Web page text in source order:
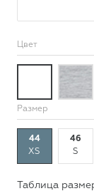
Цвет
Размер
44
XS
46
S
Таблица